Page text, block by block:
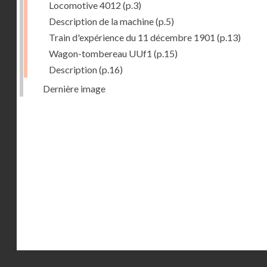
Locomotive 4012 (p.3)
Description de la machine(p.5)
Train d'expérience du 11 décembre 1901 (p.13)
Wagon-tombereau UUf1 (p.15)
Description(p.16)
Dernière image